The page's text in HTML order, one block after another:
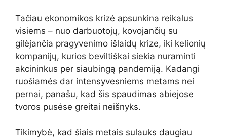
Tačiau ekonomikos krizė apsunkina reikalus
visiems – nuo ​​darbuotojų, kovojančių su
gilėjančia pragyvenimo išlaidų krize, iki kelionių
kompanijų, kurios beviltiškai siekia nuraminti
akcininkus per siaubingą pandemiją. Kadangi
ruošiamės dar intensyvesniems metams nei
pernai, panašu, kad šis spaudimas abiejose
tvoros pusėse greitai neišnyks.
Tikimybė, kad šiais metais sulauks daugiau